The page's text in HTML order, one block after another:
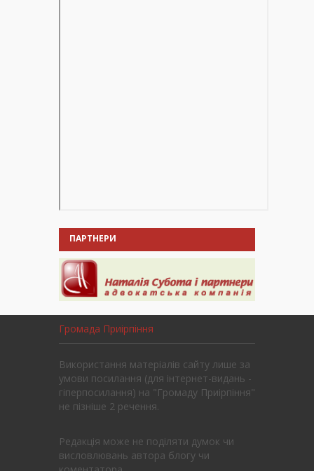
ПАРТНЕРИ
Громада Приірпіння
Використання матеріалів сайту лише за
умови посилання (для інтернет-видань -
гіперпосилання) на "Громаду Приірпіння"
не пізніше 2 речення.
Редакція може не поділяти думок чи
висловлювань автора блогу чи